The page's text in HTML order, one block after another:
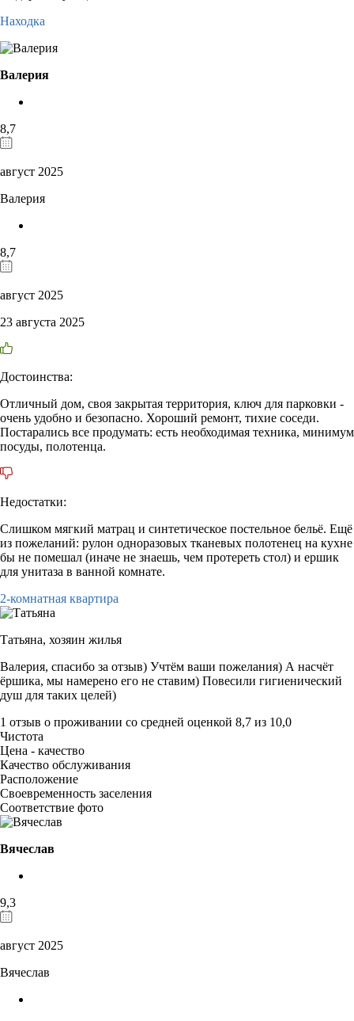
Находка
Валерия
8,7
август 2025
Валерия
8,7
август 2025
23 августа 2025
Достоинства:
Отличный дом, своя закрытая территория, ключ для парковки -
очень удобно и безопасно. Хороший ремонт, тихие соседи.
Постарались все продумать: есть необходимая техника, минимум
посуды, полотенца.
Недостатки:
Слишком мягкий матрац и синтетическое постельное бельё. Ещё
из пожеланий: рулон одноразовых тканевых полотенец на кухне
бы не помешал (иначе не знаешь, чем протереть стол) и ершик
для унитаза в ванной комнате.
2-комнатная квартира
Татьяна, хозяин жилья
Валерия, спасибо за отзыв) Учтём ваши пожелания) А насчёт
ёршика, мы намерено его не ставим) Повесили гигиенический
душ для таких целей)
1 отзыв о проживании со средней оценкой 8,7 из 10,0
Чистота
Цена - качество
Качество обслуживания
Расположение
Своевременность заселения
Соответствие фото
Вячеслав
9,3
август 2025
Вячеслав